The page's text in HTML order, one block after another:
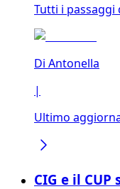
Tutti i
Di Antonella
|
Ultimo
CIG e il